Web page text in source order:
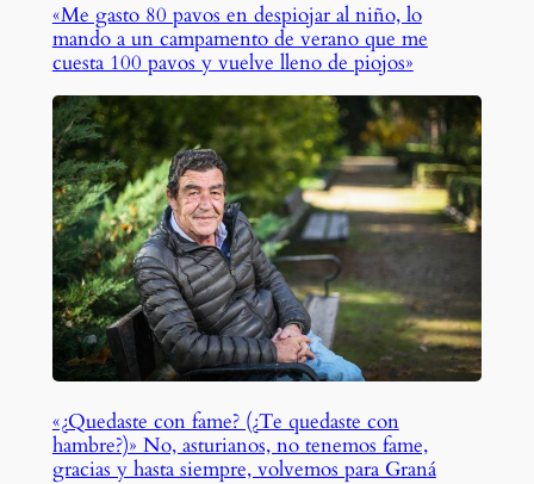
«Me gasto 80 pavos en despiojar al niño, lo
mando a un campamento de verano que me
cuesta 100 pavos y vuelve lleno de piojos»
«¿Quedaste con fame? (¿Te quedaste con
hambre?)» No, asturianos, no tenemos fame,
gracias y hasta siempre, volvemos para Graná